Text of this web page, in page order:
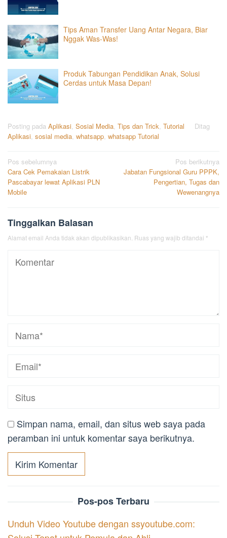
Tips Aman Transfer Uang Antar Negara, Biar
Nggak Was-Was!
Produk Tabungan Pendidikan Anak, Solusi
Cerdas untuk Masa Depan!
Posting pada Aplikasi Sosial Media Tips dan Trick Tutorial
Ditag
Aplikasi sosial media whatsapp whatsapp Tutorial
Navigasi
pos
Pos sebelumnya
Cara Cek Pemakaian Listrik
Pascabayar lewat Aplikasi PLN
Mobile
Pos berikutnya
Jabatan Fungsional Guru PPPK,
Pengertian, Tugas dan
Wewenangnya
Tinggalkan Balasan
Alamat email Anda tidak akan dipublikasikan. Ruas yang wajib ditandai *
Simpan nama, email, dan situs web saya pada
peramban ini untuk komentar saya berikutnya.
Pos-pos Terbaru
Unduh Video Youtube dengan ssyoutube.com: